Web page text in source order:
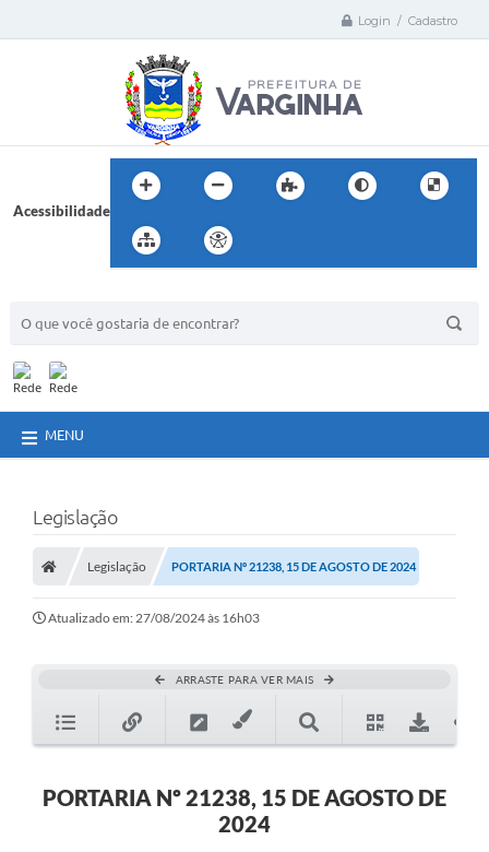
Login / Cadastro
Acessibilidade
MENU
Legislação
Legislação PORTARIA Nº 21238, 15 DE AGOSTO DE 2024
Atualizado em: 27/08/2024 às 16h03
ARRASTE PARA VER MAIS
PORTARIA Nº 21238, 15 DE AGOSTO DE
2024